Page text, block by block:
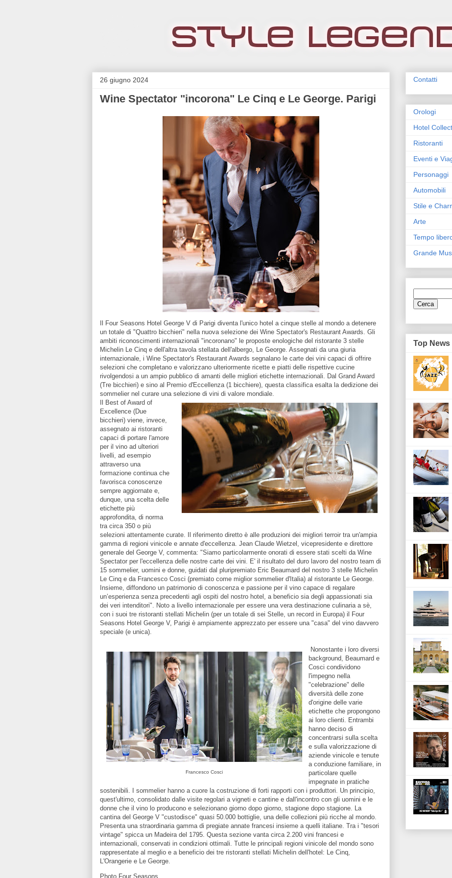
26 giugno 2024
Wine Spectator "incorona" Le Cinq e Le George. Parigi
Il Four Seasons Hotel George V di Parigi diventa l'unico hotel a cinque stelle al mondo a detenere
un totale di "Quattro bicchieri" nella nuova selezione dei Wine Spectator's Restaurant Awards. Gli
ambiti riconoscimenti internazionali "incoronano" le proposte enologiche del ristorante 3 stelle
Michelin Le Cinq e dell'altra tavola stellata dell'albergo, Le George. Assegnati da una giuria
internazionale, i Wine Spectator's Restaurant Awards segnalano le carte dei vini capaci di offrire
selezioni che completano e valorizzano ulteriormente ricette e piatti delle rispettive cucine
rivolgendosi a un ampio pubblico di amanti delle migliori etichette internazionali. Dal Grand Award
(Tre bicchieri) e sino al Premio d'Eccellenza (1 bicchiere), questa classifica esalta la dedizione dei
sommelier nel curare una selezione di vini di valore mondiale.
Il Best of Award of
Excellence (Due
bicchieri) viene, invece,
assegnato ai ristoranti
capaci di portare l'amore
per il vino ad ulteriori
livelli, ad esempio
attraverso una
formazione continua che
favorisca conoscenze
sempre aggiornate e,
dunque, una scelta delle
etichette più
approfondita, di norma
tra circa 350 o più
selezioni attentamente curate. Il riferimento diretto è alle produzioni dei migliori terroir tra un'ampia
gamma di regioni vinicole e annate d'eccellenza. Jean Claude Wietzel, vicepresidente e direttore
generale del George V, commenta: "Siamo particolarmente onorati di essere stati scelti da Wine
Spectator per l'eccellenza delle nostre carte dei vini. E' il risultato del duro lavoro del nostro team di
15 sommelier, uomini e donne, guidati dal pluripremiato Eric Beaumard del nostro 3 stelle Michelin
Le Cinq e da Francesco Cosci (premiato come miglior sommelier d'Italia) al ristorante Le George.
Insieme, diffondono un patrimonio di conoscenza e passione per il vino capace di regalare
un’esperienza senza precedenti agli ospiti del nostro hotel, a beneficio sia degli appassionati sia
dei veri intenditori". Noto a livello internazionale per essere una vera destinazione culinaria a sè,
con i suoi tre ristoranti stellati Michelin (per un totale di sei Stelle, un record in Europa) il Four
Seasons Hotel George V, Parigi è ampiamente apprezzato per essere una "casa" del vino davvero
speciale (e unica).
Francesco Cosci
Nonostante i loro diversi
background, Beaumard e
Cosci condividono
l'impegno nella
"celebrazione" delle
diversità delle zone
d'origine delle varie
etichette che propongono
ai loro clienti. Entrambi
hanno deciso di
concentrarsi sulla scelta
e sulla valorizzazione di
aziende vinicole e tenute
a conduzione familiare, in
particolare quelle
impegnate in pratiche
sostenibili. I sommelier hanno a cuore la costruzione di forti rapporti con i produttori. Un principio,
quest'ultimo, consolidato dalle visite regolari a vigneti e cantine e dall'incontro con gli uomini e le
donne che il vino lo producono e selezionano giorno dopo giorno, stagione dopo stagione. La
cantina del George V "custodisce" quasi 50.000 bottiglie, una delle collezioni più ricche al mondo.
Presenta una straordinaria gamma di pregiate annate francesi insieme a quelli italiane. Tra i "tesori
vintage" spicca un Madeira del 1795. Questa sezione vanta circa 2.200 vini francesi e
internazionali, conservati in condizioni ottimali. Tutte le principali regioni vinicole del mondo sono
rappresentate al meglio e a beneficio dei tre ristoranti stellati Michelin dell'hotel: Le Cinq,
L'Orangerie e Le George.
Photo Four Seasons
Contatti
Orologi
Hotel
Ristoranti
Eventi e
Personaggi
Automobili
Stile e
Arte
Tempo
Grande
Top News